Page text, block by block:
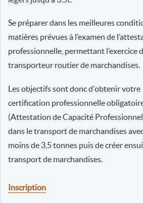
Se préparer dans les meilleures
matières prévues à l’examen de
professionnelle, permettant l’exercice
transporteur routier de marchandises.
Les objectifs sont donc d'obtenir votre
certification professionnelle
(Attestation de Capacité
dans le transport de marchandises
moins de 3,5 tonnes puis de créer
transport de marchandises.
Inscription